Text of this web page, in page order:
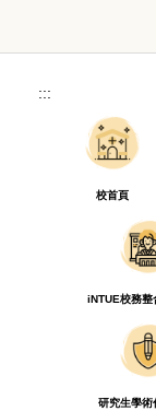
:::
校首頁
iNTUE校務整
研究生學術